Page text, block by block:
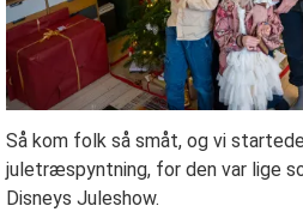
Så kom folk så småt, og vi
juletræspyntning, for den var lige
Disneys Juleshow.